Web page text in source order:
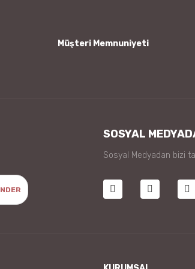
Müşteri Memnuniyeti
SOSYAL
Sosyal Medyadan bizi